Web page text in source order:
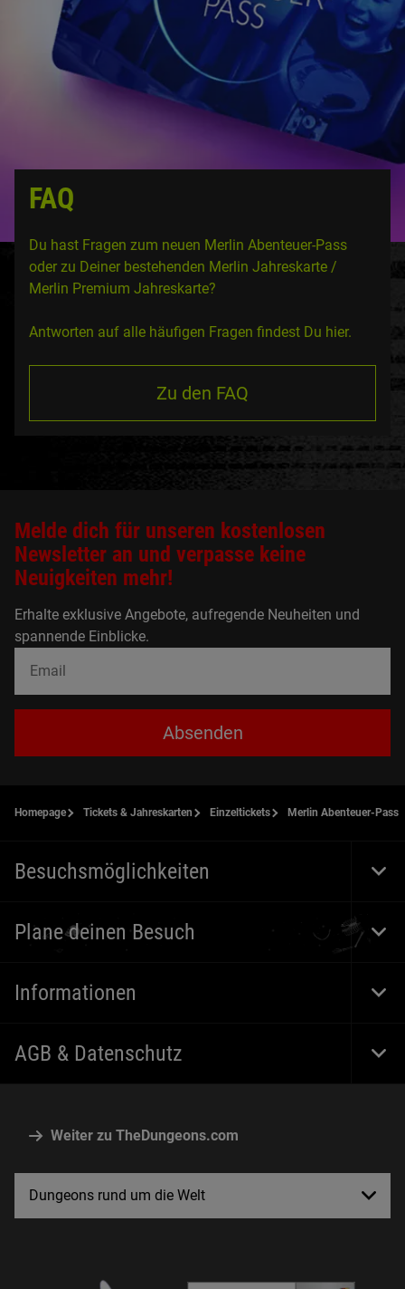
FAQ
Du hast Fragen zum neuen Merlin Abenteuer-Pass
oder zu Deiner bestehenden Merlin Jahreskarte /
Merlin Premium Jahreskarte?
Antworten auf alle häufigen Fragen findest Du hier.
Zu den FAQ
Melde dich für unseren kostenlosen
Newsletter an und verpasse keine
Neuigkeiten mehr!
Erhalte exklusive Angebote, aufregende Neuheiten und
spannende Einblicke.
Absenden
Weiter zu TheDungeons.com
Dungeons rund um die Welt
Homepage Tickets & Jahreskarten Einzeltickets Merlin Abenteuer-Pass
Besuchsmöglichkeiten
Plane deinen Besuch
Informationen
AGB & Datenschutz